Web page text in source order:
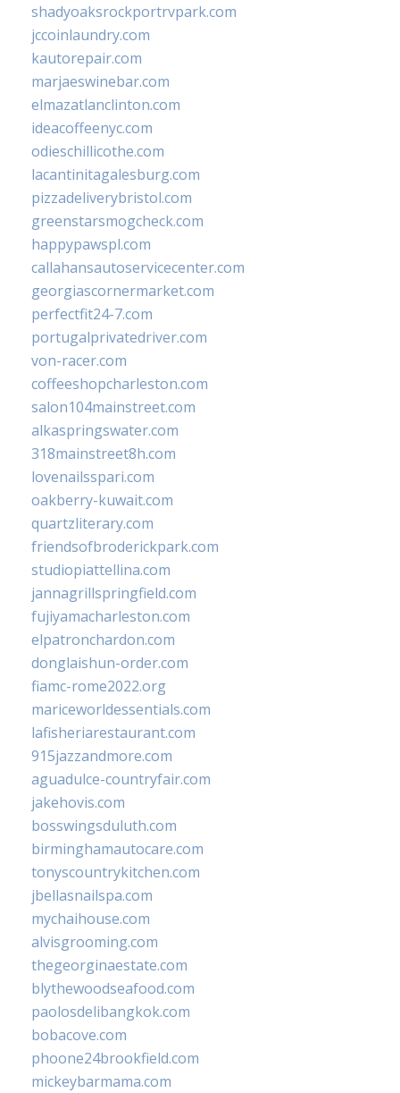
shadyoaksrockportrvpark.com
jccoinlaundry.com
kautorepair.com
marjaeswinebar.com
elmazatlanclinton.com
ideacoffeenyc.com
odieschillicothe.com
lacantinitagalesburg.com
pizzadeliverybristol.com
greenstarsmogcheck.com
happypawspl.com
callahansautoservicecenter.com
georgiascornermarket.com
perfectfit24-7.com
portugalprivatedriver.com
von-racer.com
coffeeshopcharleston.com
salon104mainstreet.com
alkaspringswater.com
318mainstreet8h.com
lovenailsspari.com
oakberry-kuwait.com
quartzliterary.com
friendsofbroderickpark.com
studiopiattellina.com
jannagrillspringfield.com
fujiyamacharleston.com
elpatronchardon.com
donglaishun-order.com
fiamc-rome2022.org
mariceworldessentials.com
lafisheriarestaurant.com
915jazzandmore.com
aguadulce-countryfair.com
jakehovis.com
bosswingsduluth.com
birminghamautocare.com
tonyscountrykitchen.com
jbellasnailspa.com
mychaihouse.com
alvisgrooming.com
thegeorginaestate.com
blythewoodseafood.com
paolosdelibangkok.com
bobacove.com
phoone24brookfield.com
mickeybarmama.com